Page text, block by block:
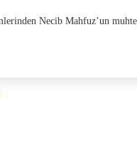
Necib Mahfuz’un